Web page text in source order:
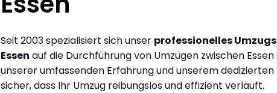
Seit 2003 spezialisiert sich unser professionelles
Essen auf die Durchführung von Umzügen zwischen Essen
unserer umfassenden Erfahrung und unserem
sicher, dass Ihr Umzug reibungslos und effizient verläuft.